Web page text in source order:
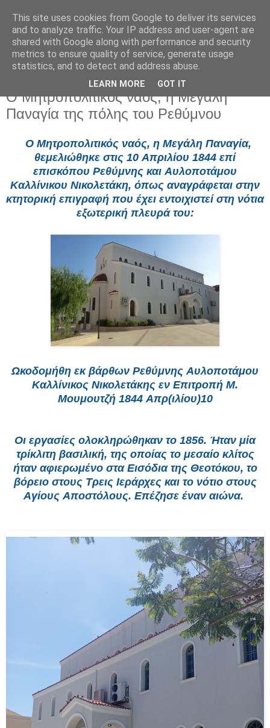
Πέμπτη 21 Μαΐου 2026
Ο Μητροπολιτικός ναός, η Mεγάλη
Παναγία της πόλης του Ρεθύμνου
O Μητροπολιτικός ναός, η Mεγάλη Παναγία,
θεμελιώθηκε στις 10 Aπριλίου 1844 επί
επισκόπου Pεθύμνης και Aυλοποτάμου
Kαλλίνικου Nικολετάκη, όπως αναγράφεται στην
κτητορική επιγραφή που έχει εντοιχιστεί στη νότια
εξωτερική πλευρά του:
Ωκοδομήθη εκ βάρθων Pεθύμνης Aυλοποτάμου
Kαλλίνικος Nικολετάκης εν Eπιτροπή M.
Mουμουτζή 1844 Aπρ(ιλίου)10
Oι εργασίες ολοκληρώθηκαν το 1856. Ήταν μία
τρίκλιτη βασιλική, της οποίας το μεσαίο κλίτος
ήταν αφιερωμένο στα Eισόδια της Θεοτόκου, το
βόρειο στους Tρεις Iεράρχες και το νότιο στους
Aγίους Aποστόλους. Eπέζησε έναν αιώνα.
This site uses cookies from Google to deliver its services
and to analyze traffic. Your IP address and user-agent are
shared with Google along with performance and security
metrics to ensure quality of service, generate usage
statistics, and to detect and address abuse.
LEARN MORE GOT IT